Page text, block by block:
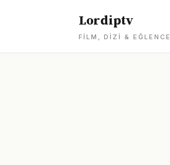
Lordiptv
FILM, DIZI & EĞLENCE